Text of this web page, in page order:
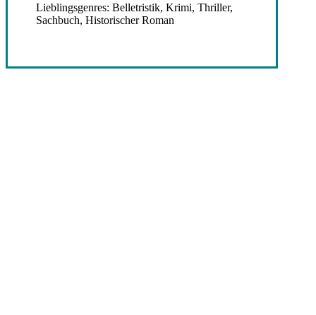
Lieblingsgenres: Belletristik, Krimi, Thriller,
Sachbuch, Historischer Roman